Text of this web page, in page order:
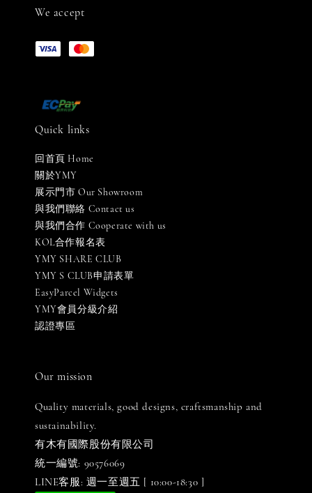
We accept
Quick links
回首頁 Home
關於YMY
展示門市 Our Showroom
與我們聯絡 Contact us
與我們合作 Cooperate with us
KOL合作報名表
YMY SHARE CLUB
YMY S CLUB申請表單
EasyParcel Widgets
YMY會員分級介紹
認證專區
Our mission
Quality materials, good designs, craftsmanship and
sustainability.
有木有國際股份有限公司
統一編號: 90576069
LINE客服: 週一至週五 [ 10:00-18:30 ]